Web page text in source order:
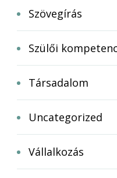
Szövegírás
Szülői
Társadalom
Uncategorized
Vállalkozás